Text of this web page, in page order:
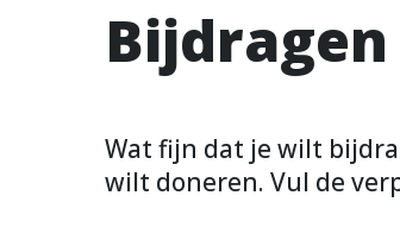
Wat fijn dat je wilt
wilt doneren. Vul de